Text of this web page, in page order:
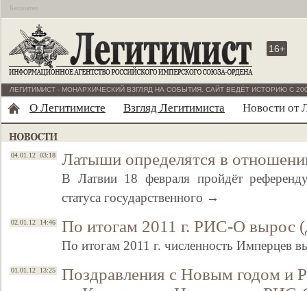
Бесплатно
16+
ЛЕГИТИМИСТ - МОНАРХИЧЕСКИЙ ВЗГЛЯД НА СОБЫТИЯ. САЙТ ВЕДЁТ ИСТОРИЮ С
О Легитимисте Взгляд Легитимиста Новости от
04.01.12 03:18 Латыши определятся в
В Латвии 18 февраля пройдёт
статуса государственного →
02.01.12 14:46 По итогам 2011 г. РИС-О вырос
По итогам 2011 г. численность Имперцев
01.01.12 13:25
Поздравления с Новым годом и